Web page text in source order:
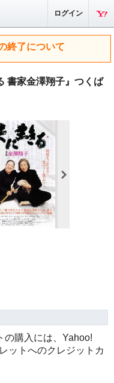
ログイン
終了について
書家金澤翔子』つくば
購入には、Yahoo!
ットへのクレジットカ